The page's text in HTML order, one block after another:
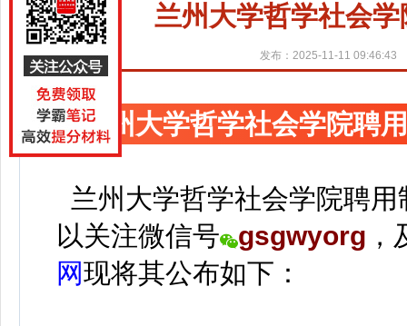
兰州大学哲学社会
发布：2025-11-11 09:46:43
兰州大学哲学社会学院聘
兰州大学哲学社会学院聘
以关注微信号 gsgwyorg ，
网现将其公布如下：